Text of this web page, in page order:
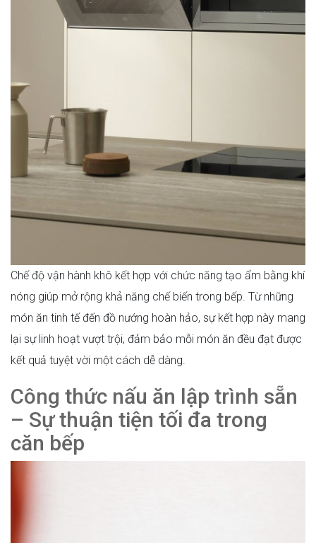
Chế độ vận hành khô kết hợp với chức năng tạo ẩm bằng khí
nóng giúp mở rộng khả năng chế biến trong bếp. Từ những
món ăn tinh tế đến đồ nướng hoàn hảo, sự kết hợp này mang
lại sự linh hoạt vượt trội, đảm bảo mỗi món ăn đều đạt được
kết quả tuyệt vời một cách dễ dàng.
Công thức nấu ăn lập trình sẵn
– Sự thuận tiện tối đa trong
căn bếp